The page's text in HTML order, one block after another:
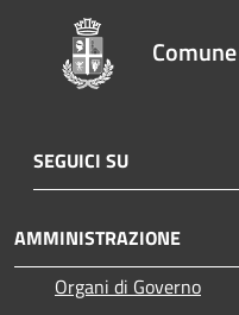
SEGUICI SU
AMMINISTRAZIONE
Organi di Governo